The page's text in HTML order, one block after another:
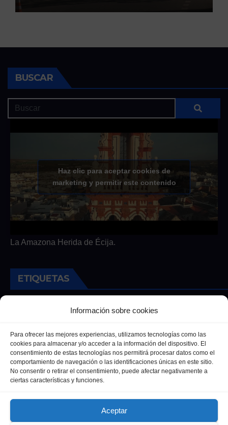
Información sobre cookies
Para ofrecer las mejores experiencias, utilizamos tecnologías como las
cookies para almacenar y/o acceder a la información del dispositivo. El
consentimiento de estas tecnologías nos permitirá procesar datos como el
comportamiento de navegación o las identificaciones únicas en este sitio.
No consentir o retirar el consentimiento, puede afectar negativamente a
ciertas características y funciones.
Aceptar
BUSCAR
Haz clic para aceptar cookies de
marketing y permitir este contenido
La Amazona Herida de Écija.
ETIQUETAS
Andalucía Cultura Deportes